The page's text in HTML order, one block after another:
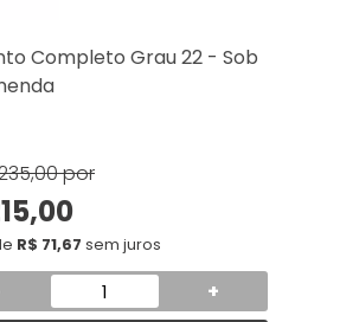
Completo Grau 22 - Sob
por
R$ 71,67 sem juros
+